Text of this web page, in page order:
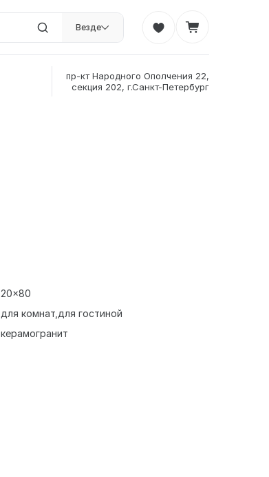
Везде
пр-кт Народного Ополчения 22,
секция 202, г.Санкт-Петербург
20x80
для комнат для гостиной
керамогранит